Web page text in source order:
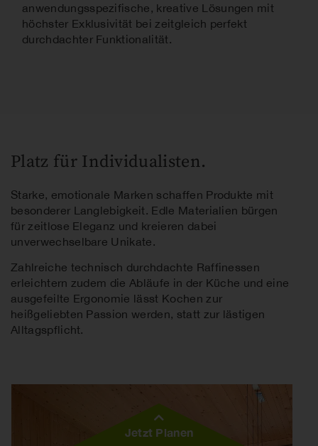
anwendungsspezifische, kreative Lösungen mit
höchster Exklusivität bei zeitgleich perfekt
durchdachter Funktionalität.
Platz für Individualisten.
Starke, emotionale Marken schaffen Produkte mit
besonderer Langlebigkeit. Edle Materialien bürgen
für zeitlose Eleganz und kreieren dabei
unverwechselbare Unikate.
Zahlreiche technisch durchdachte Raffinessen
erleichtern zudem die Abläufe in der Küche und eine
ausgefeilte Ergonomie lässt Kochen zur
heißgeliebten Passion werden, statt zur lästigen
Alltagspflicht.
Jetzt Planen